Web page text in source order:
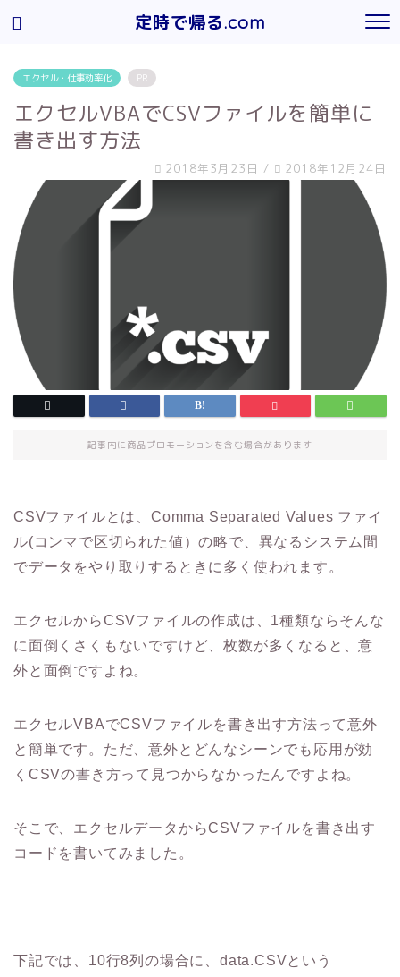
定時で帰る.com
エクセル・仕事効率化 PR
エクセルVBAでCSVファイルを簡単に
書き出す方法
2018年3月23日 / 2018年12月24日
記事内に商品プロモーションを含む場合があります
CSVファイルとは、Comma Separated Values ファイ
ル(コンマで区切られた値）の略で、異なるシステム間
でデータをやり取りするときに多く使われます。
エクセルからCSVファイルの作成は、1種類ならそんな
に面倒くさくもないですけど、枚数が多くなると、意
外と面倒ですよね。
エクセルVBAでCSVファイルを書き出す方法って意外
と簡単です。ただ、意外とどんなシーンでも応用が効
くCSVの書き方って見つからなかったんですよね。
そこで、エクセルデータからCSVファイルを書き出す
コードを書いてみました。
下記では、10行8列の場合に、data.CSVという